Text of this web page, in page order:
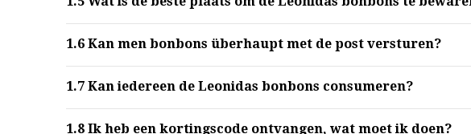
1.6 Kan men bonbons überhaupt met de post versturen?
1.7 Kan iedereen de Leonidas bonbons consumeren?
1.8 Ik heb een kortingscode ontvangen, wat moet ik doen?